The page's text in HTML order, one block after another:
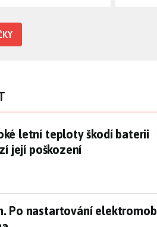
letní teploty škodí
letní teploty škodí baterii
její poškození
Po nastartování
Po nastartování